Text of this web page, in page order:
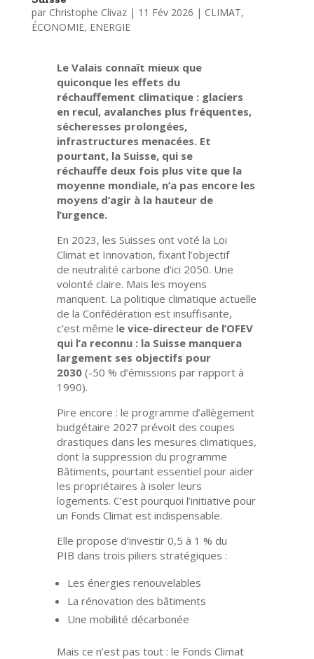
par Christophe Clivaz| 11 Fév 2026 | CLIMAT,
ÉCONOMIE, ENERGIE
Le Valais connaît mieux que
quiconque les effets du
réchauffement climatique : glaciers
en recul, avalanches plus fréquentes,
sécheresses prolongées,
infrastructures menacées. Et
pourtant, la Suisse, qui se
réchauffe deux fois plus vite que la
moyenne mondiale, n’a pas encore les
moyens d’agir à la hauteur de
l’urgence.
En 2023, les Suisses ont voté la Loi
Climat et Innovation, fixant l’objectif
de neutralité carbone d’ici 2050. Une
volonté claire. Mais les moyens
manquent. La politique climatique actuelle
de la Confédération est insuffisante,
c’est même le vice-directeur de l’OFEV
qui l’a reconnu : la Suisse manquera
largement ses objectifs pour
2030 (-50 % d’émissions par rapport à
1990).
Pire encore : le programme d’allègement
budgétaire 2027 prévoit des coupes
drastiques dans les mesures climatiques,
dont la suppression du programme
Bâtiments, pourtant essentiel pour aider
les propriétaires à isoler leurs
logements. C’est pourquoi l’initiative pour
un Fonds Climat est indispensable.
Elle propose d’investir 0,5 à 1 % du
PIB dans trois piliers stratégiques :
Les énergies renouvelables
La rénovation des bâtiments
Une mobilité décarbonée
Mais ce n’est pas tout : le Fonds Climat